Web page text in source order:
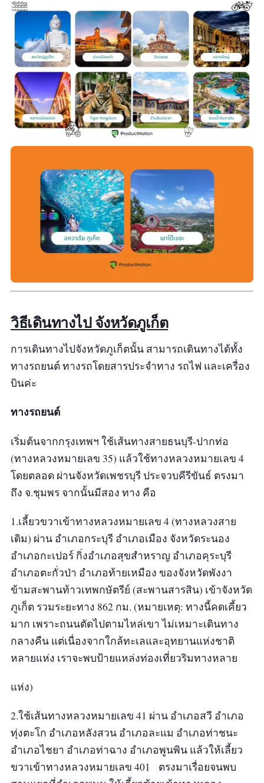
“บ้านเก่าแก่ประจำตระกูล ที่เปิดบ้านมาให้
เราเยี่ยมชม โดยเป็นบ้านที่ยังมีคนพักอาศัยอยู่ เปิด
ตัวบ้านด้านล่างให้เป็นพิพิธภัณฑ์ เราไปโชคดีมี
เจ้าของบ้านมาเป็นไกด์นำชม พร้อมบรรยายเรื่อง
ราวต่างๆ บ้านยังคงสถาปัตยกรรมที่เป็นแบบชิโน
โปรตุกิส และของเก่าโบราณมากมายนอกจากนี้ยัง
มีคาเฟ่เล็กๆภายในบ้านอีกด้วย”
วิธีเดินทางไป จังหวัดภูเก็ต
การเดินทางไปจังหวัดภูเก็ตนั้น สามารถเดินทางได้ทั้ง
ทางรถยนต์ ทางรถโดยสารประจำทาง รถไฟ และเครื่อง
บินค่ะ
ทางรถยนต์
เริ่มต้นจากกรุงเทพฯ ใช้เส้นทางสายธนบุรี-ปากท่อ
(ทางหลวงหมายเลข 35) แล้วใช้ทางหลวงหมายเลข 4
โดยตลอด ผ่านจังหวัดเพชรบุรี ประจวบคีรีขันธ์ ตรงมา
ถึง จ.ชุมพร จากนั้นมีสอง ทาง คือ
1.เลี้ยวขวาเข้าทางหลวงหมายเลข 4 (ทางหลวงสาย
เดิม) ผ่าน อำเภอกระบุรี อำเภอเมือง จังหวัดระนอง
อำเภอกะเปอร์ กิ่งอำเภอสุขสำหราญ อำเภอคุระบุรี
อำเภอตะกั่วป่า อำเภอท้ายเหมือง ของจังหวัดพังงา
ข้ามสะพานท้าวเทพกษัตรีย์ (สะพานสารสิน) เข้าจังหวัด
ภูเก็ต รวมระยะทาง 862 กม. (หมายเหตุ: ทางนี้คดเคี้ยว
มาก เพราะถนนตัดไปตามไหล่เขา ไม่เหมาะเดินทาง
กลางคืน แต่เนื่องจากใกล้ทะเลและอุทยานแห่งชาติ
หลายแห่ง เราจะพบป้ายแหล่งท่องเที่ยวริมทางหลาย
แห่ง)
2.ใช้เส้นทางหลวงหมายเลข 41 ผ่าน อำเภอสวี อำเภอ
ทุ่งตะโก อำเภอหลังสวน อำเภอละแม อำเภอท่าชนะ
อำเภอไชยา อำเภอท่าฉาง อำเภอพูนพิน แล้วให้เลี้ยว
ขวาเข้าทางหลวงหมายเลข 401 ตรงมาเรื่อยจนพบ